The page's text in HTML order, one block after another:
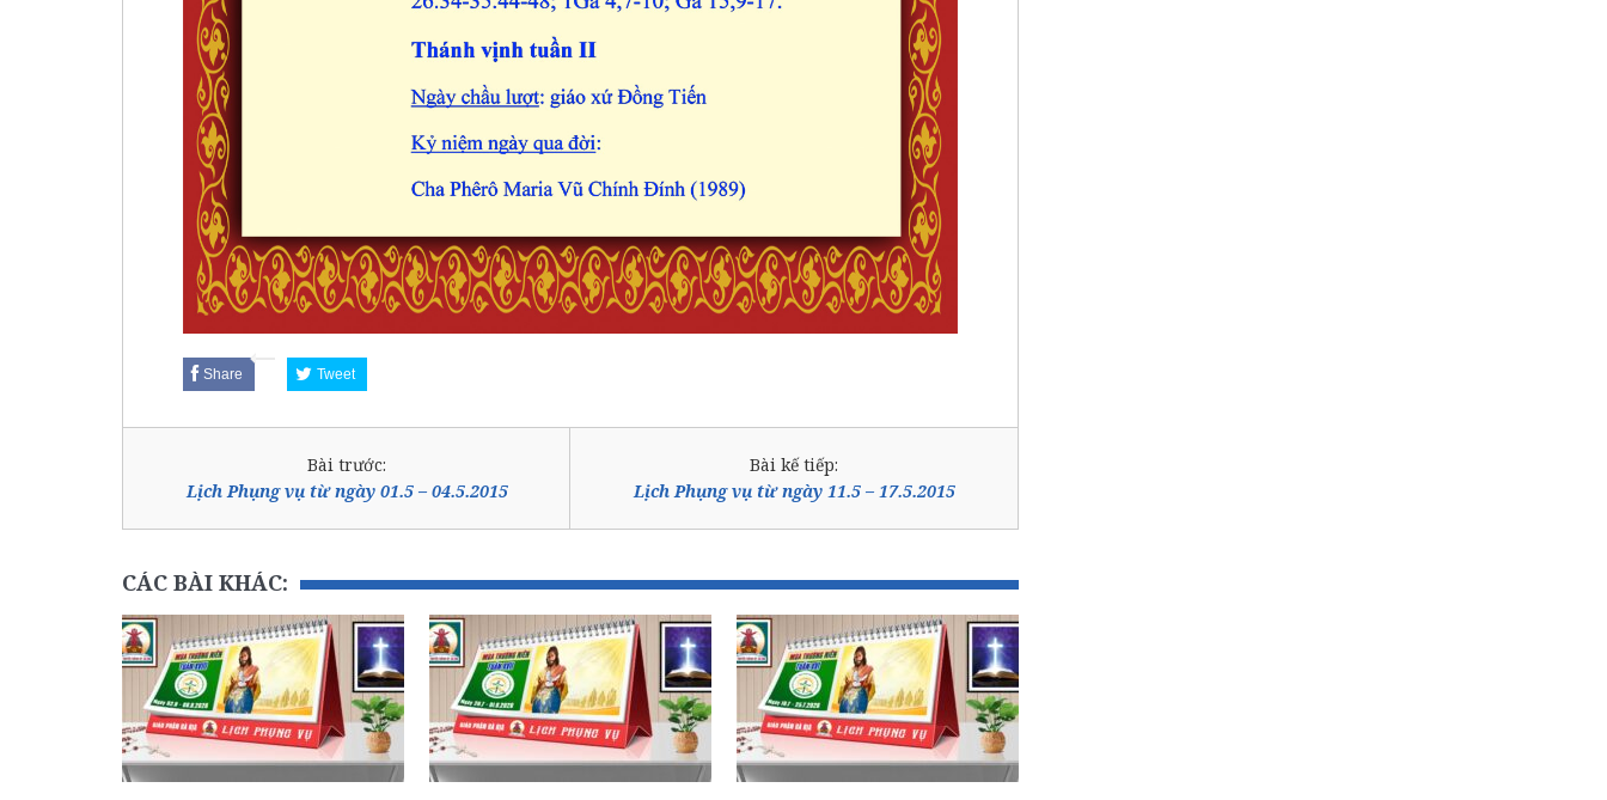
Share Tweet
Bài trước:
Lịch Phụng vụ từ ngày 01.5 – 04.5.2015
Bài kế tiếp:
Lịch Phụng vụ từ ngày 11.5 – 17.5.2015
CÁC BÀI KHÁC: